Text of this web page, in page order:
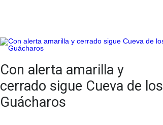
Con alerta amarilla y
cerrado sigue Cueva de los
Guácharos